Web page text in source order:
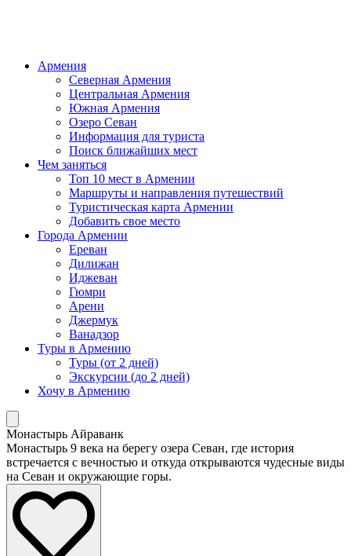
Армения
Северная Армения
Центральная Армения
Южная Армения
Озеро Севан
Информация для туриста
Поиск ближайших мест
Чем заняться
Топ 10 мест в Армении
Маршруты и направления путешествий
Туристическая карта Армении
Добавить свое место
Города Армении
Ереван
Дилижан
Иджеван
Гюмри
Арени
Джермук
Ванадзор
Туры в Армению
Туры (от 2 дней)
Экскурсии (до 2 дней)
Хочу в Армению
Монастырь Айраванк
Монастырь 9 века на берегу озера Севан, где история
встречается с вечностью и откуда открываются чудесные виды
на Севан и окружающие горы.